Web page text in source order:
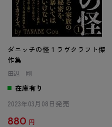
ダニッチの怪 1 ラヴクラフト傑
作集
田辺 剛
在庫有り
2023年03月08日発売
880 円